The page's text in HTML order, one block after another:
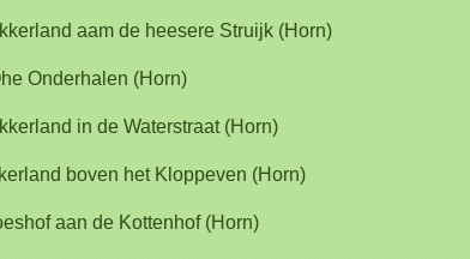
aam de heesere Struijk (Horn)
Onderhalen (Horn)
in de Waterstraat (Horn)
boven het Kloppeven (Horn)
aan de Kottenhof (Horn)